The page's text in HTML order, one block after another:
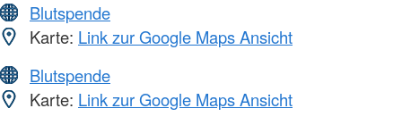
Blutspende
Karte: Link zur Google Maps Ansicht
Blutspende
Karte: Link zur Google Maps Ansicht